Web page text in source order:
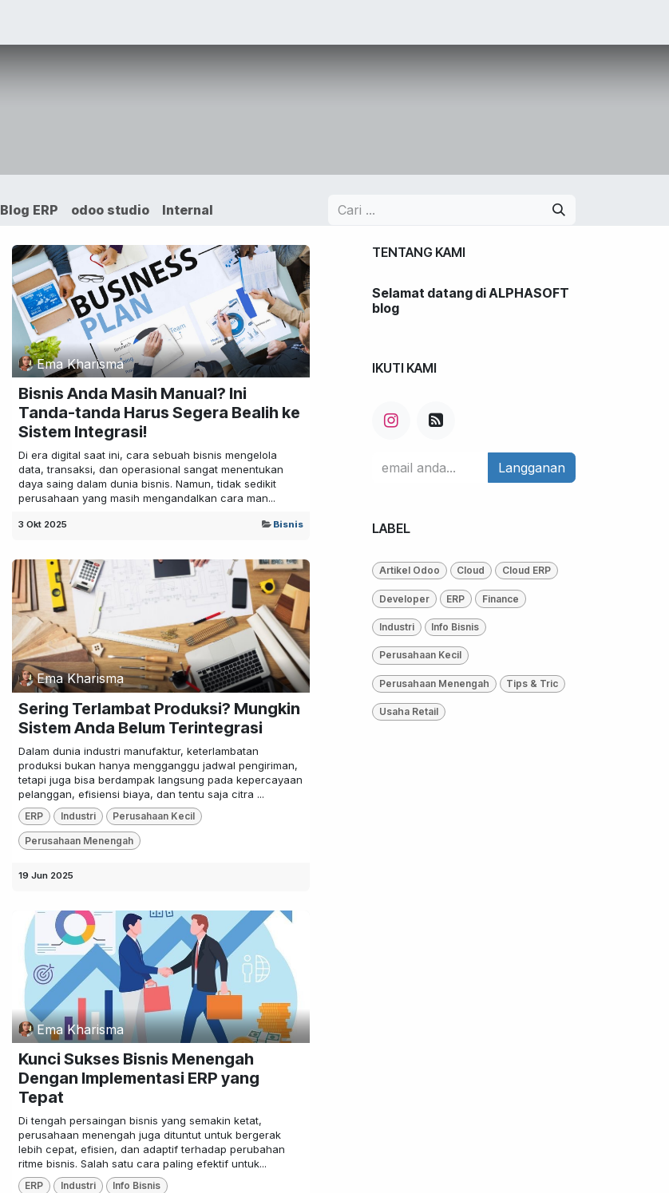
Blog ERP odoo studio Internal
Ema Kharisma
Bisnis Anda Masih Manual? Ini
Tanda-tanda Harus Segera Bealih ke
Sistem Integrasi!
Di era digital saat ini, cara sebuah bisnis mengelola
data, transaksi, dan operasional sangat menentukan
daya saing dalam dunia bisnis. Namun, tidak sedikit
perusahaan yang masih mengandalkan cara man...
3 Okt 2025 Bisnis
Ema Kharisma
Sering Terlambat Produksi? Mungkin
Sistem Anda Belum Terintegrasi
Dalam dunia industri manufaktur, keterlambatan
produksi bukan hanya mengganggu jadwal pengiriman,
tetapi juga bisa berdampak langsung pada kepercayaan
pelanggan, efisiensi biaya, dan tentu saja citra ...
ERP Industri Perusahaan Kecil
Perusahaan Menengah
19 Jun 2025
Ema Kharisma
Kunci Sukses Bisnis Menengah
Dengan Implementasi ERP yang
Tepat
Di tengah persaingan bisnis yang semakin ketat,
perusahaan menengah juga dituntut untuk bergerak
lebih cepat, efisien, dan adaptif terhadap perubahan
ritme bisnis. Salah satu cara paling efektif untuk...
ERP Industri Info Bisnis
TENTANG KAMI
Selamat datang di ALPHASOFT
blog
IKUTI KAMI
Langganan
LABEL
Artikel Odoo Cloud Cloud ERP
Developer ERP Finance
Industri Info Bisnis
Perusahaan Kecil
Perusahaan Menengah Tips & Tric
Usaha Retail